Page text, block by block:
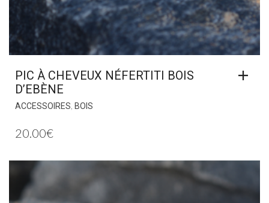
PIC À CHEVEUX NÉFERTITI BOIS
D’EBÈNE
ACCESSOIRES, BOIS
20.00€